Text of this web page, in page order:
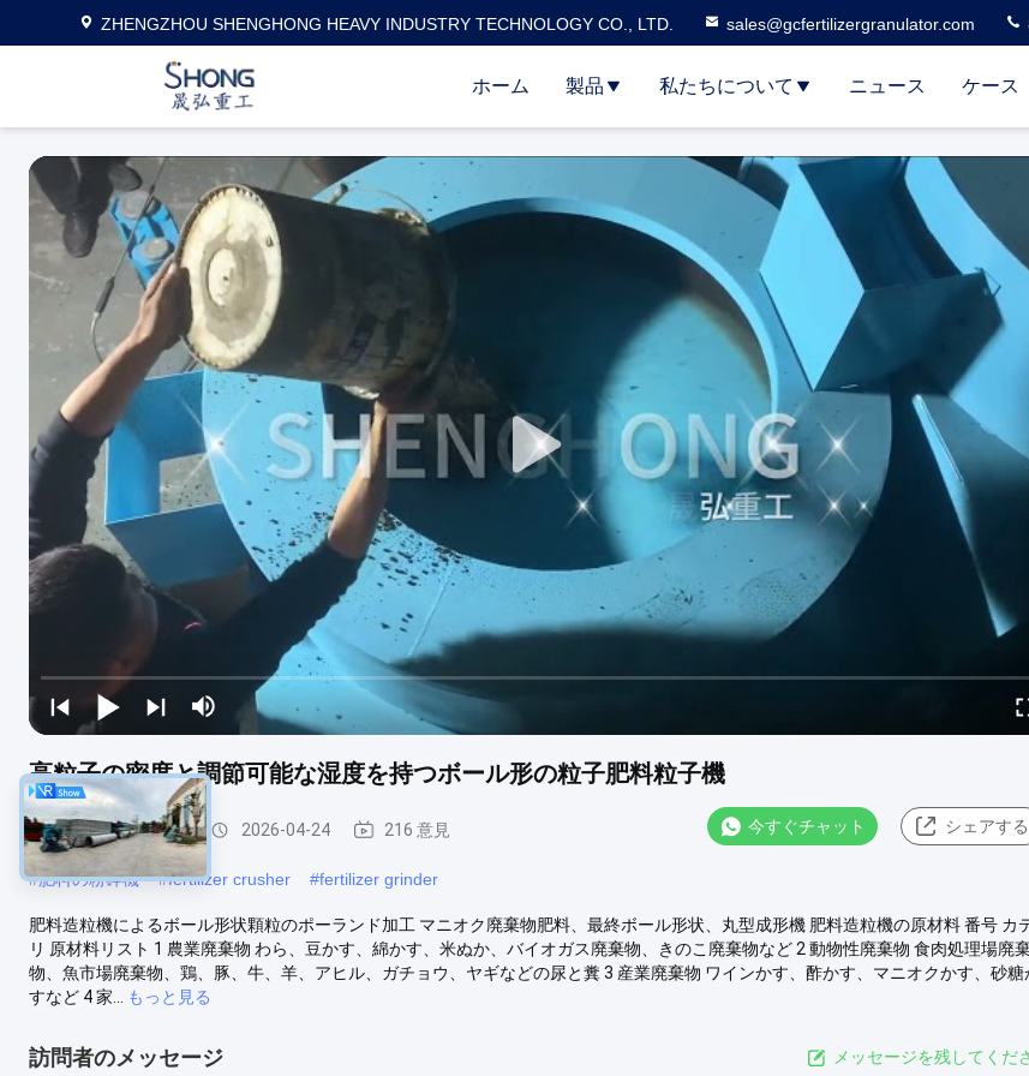
ZHENGZHOU SHENGHONG HEAVY INDUSTRY TECHNOLOGY CO., LTD. sales@gcfertilizergranulator.com
ホーム 製品 私たちについて ニュース ケース
高粒子の密度と調節可能な湿度を持つボール形の粒子肥料粒子機
有機肥料の造粒機 2026-04-24 216 意見 今すぐチャット シェアする
#肥料の粉砕機 #fertilizer crusher #fertilizer grinder
肥料造粒機によるボール形状顆粒のポーランド加工 マニオク廃棄物肥料、最終ボール形状、丸型成形機 肥料造粒機の原材料 番号 カ
リ 原材料リスト 1 農業廃棄物 わら、豆かす、綿かす、米ぬか、バイオガス廃棄物、きのこ廃棄物など 2 動物性廃棄物 食肉処理場廃
物、魚市場廃棄物、鶏、豚、牛、羊、アヒル、ガチョウ、ヤギなどの尿と糞 3 産業廃棄物 ワインかす、酢かす、マニオクかす、砂糖
すなど 4 家...
もっと見る
訪問者のメッセージ メッセージを残してくだ